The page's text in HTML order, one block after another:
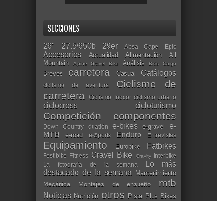
SECCIONES
26" 27.5/650b 29er Absa Cape Epic
Accesorios Actualidad Alimentación
All
Mountain
Alpine Gravel Bike Análisis Bicis Cargo
Breves carretera Casual Catálogos
ciclismo de aventura
Ciclismo de
carretera
Ciclismo Indoor ciclismo urbano
ciclocross cicloturismo
Competición componentes
Down Country duatlón e-bikes e-gravel
e-
MTB
e-road e-Sports Enduro Entrevistas
Equipamiento Eurobike Fatbikes
Festibike Fitness Gravel Bike Gravity Interbike
La fotografía de la semana
Lo más
destacado de la semana Mantenimiento
Mecánica
Montajes de ensueño mtb
Noticias Nutrición otros Pista Plus Bikes